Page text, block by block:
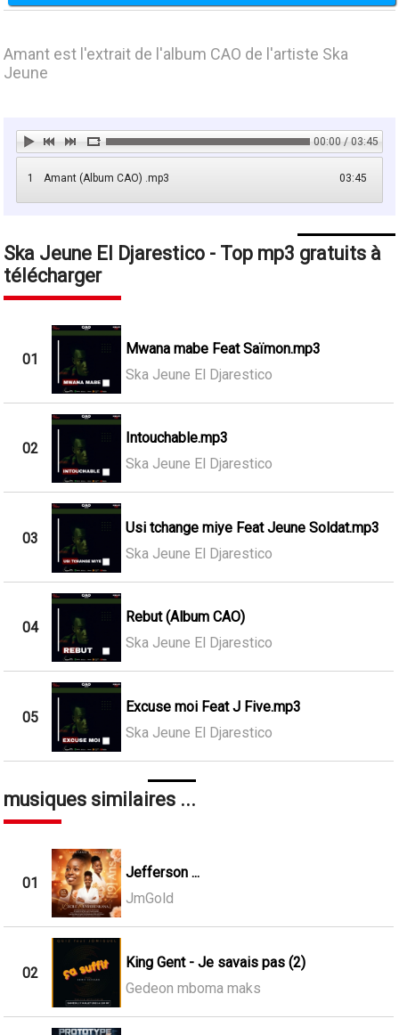
Amant est l'extrait de l'album CAO de l'artiste Ska
Jeune
00:00 / 03:45
1 03:45
Amant (Album CAO) .mp3
Ska Jeune El Djarestico - Top mp3 gratuits à
télécharger
01
Mwana mabe Feat Saïmon.mp3
Ska Jeune El Djarestico
02
Intouchable.mp3
Ska Jeune El Djarestico
03
Usi tchange miye Feat Jeune Soldat.mp3
Ska Jeune El Djarestico
04
Rebut (Album CAO)
Ska Jeune El Djarestico
05
Excuse moi Feat J Five.mp3
Ska Jeune El Djarestico
musiques similaires ...
01
Jefferson ...
JmGold
02
King Gent - Je savais pas (2)
Gedeon mboma maks